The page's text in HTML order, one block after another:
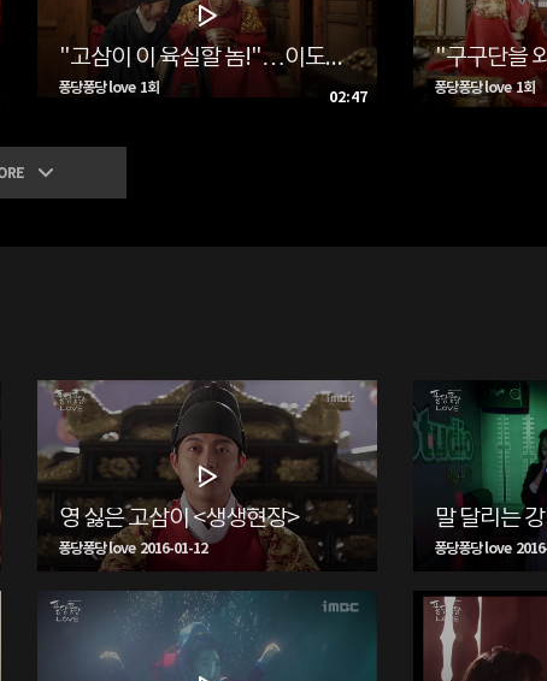
"고삼이 이 육실할 놈!"…이도(윤두준), 단비(김슬기)가 준 떡볶이 먹고 배탈
퐁당퐁당 love 1회
02:47
퐁당퐁당 love 1회
영 싫은 고삼이 <생생현장>
퐁당퐁당 love 2016-01-12 퐁당퐁당 love